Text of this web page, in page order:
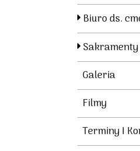
Biuro ds.
Sakramenty
Galeria
Filmy
Terminy I